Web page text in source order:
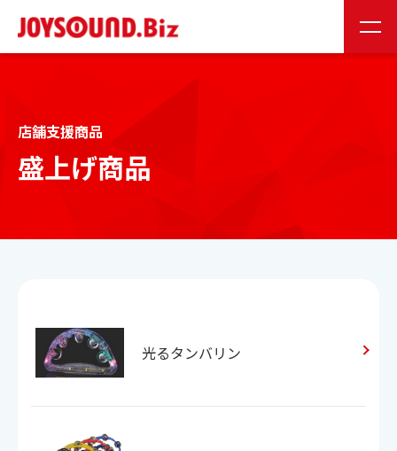
0120-141-224
お問い合わせ
JOYSOUNDの特長
製品情報
ご契約までの流れ
店舗支援商品
盛上げ商品
光るタンバリン